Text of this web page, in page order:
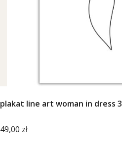
plakat line art woman in dress 3
Cena
49,00 zł